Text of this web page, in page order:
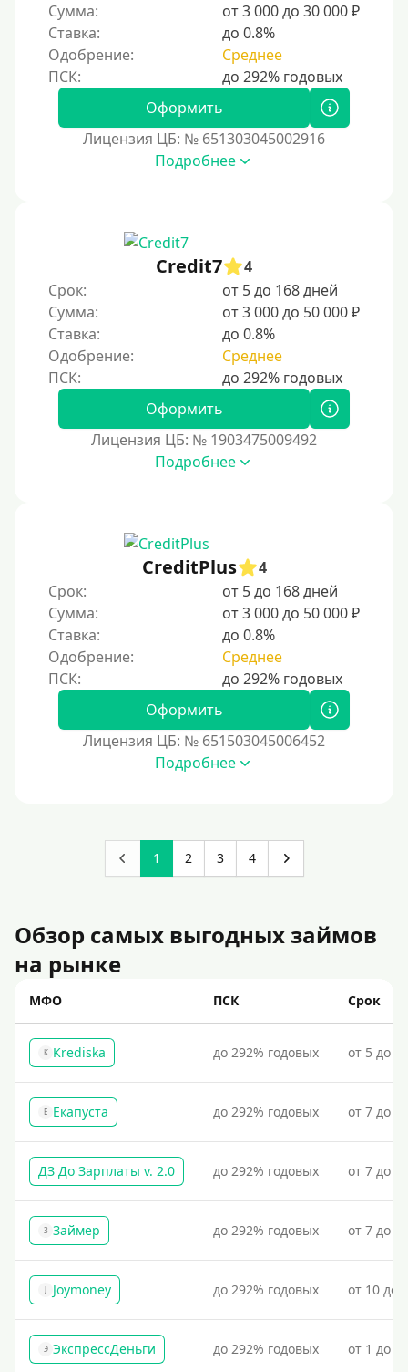
Сумма:
от 3 000 до 30 000 ₽
Ставка:
до 0.8%
Одобрение:
Среднее
Оформить
Лицензия ЦБ: № 651303045002916
Подробнее
Credit7
4
Срок:
от 5 до 168 дней
Сумма:
от 3 000 до 50 000 ₽
Ставка:
до 0.8%
Одобрение:
Среднее
Оформить
Лицензия ЦБ: № 1903475009492
Подробнее
CreditPlus
4
Срок:
от 5 до 168 дней
Сумма:
от 3 000 до 50 000 ₽
Ставка:
до 0.8%
Одобрение:
Среднее
Оформить
Лицензия ЦБ: № 651503045006452
Подробнее
1 2 3 4
Обзор самых выгодных займов
на рынке
МФО ПСК Срок
K Krediska до 292% годовых от 5 до
Е Екапуста до 292% годовых от 7 до
ДЗ До Зарплаты v. 2.0 до 292% годовых от 7 до
З Займер до 292% годовых от 7 до
J Joymoney до 292% годовых от 10 до
Э ЭкспрессДеньги до 292% годовых от 1 до